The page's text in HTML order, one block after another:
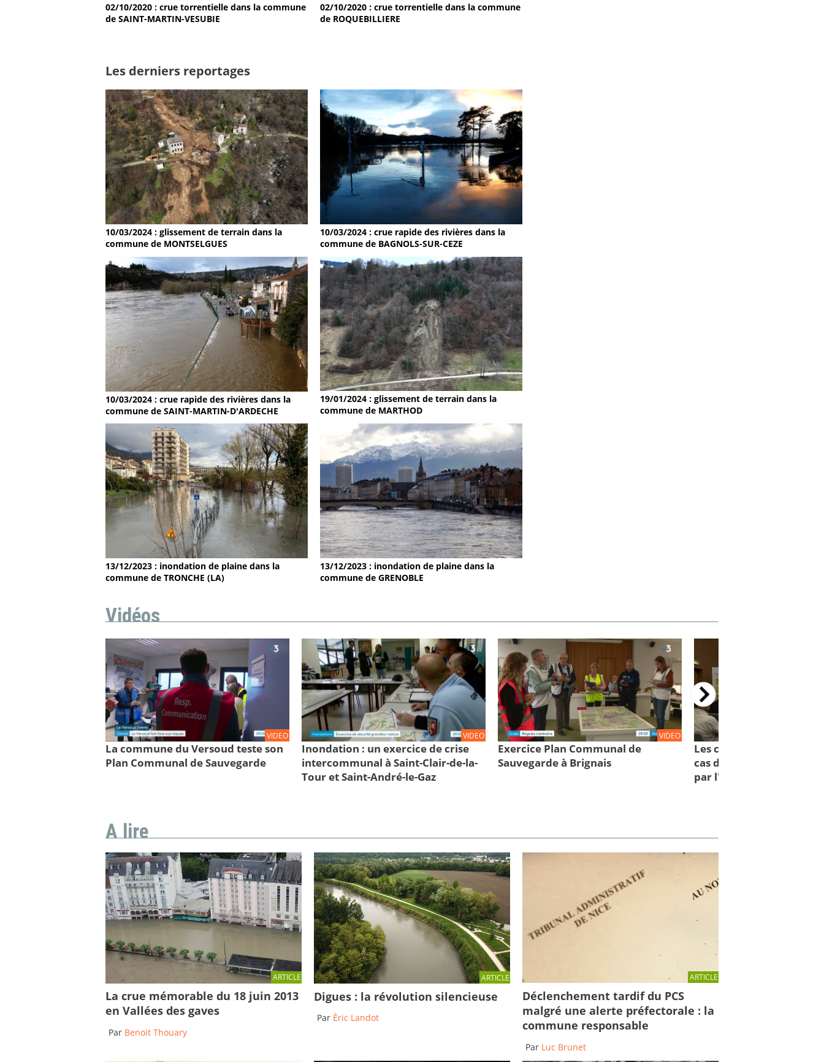
02/10/2020 : crue torrentielle dans la commune
de SAINT-MARTIN-VESUBIE
02/10/2020 : crue torrentielle dans la commune
de ROQUEBILLIERE
Les derniers reportages
10/03/2024 : glissement de terrain dans la
commune de MONTSELGUES
10/03/2024 : crue rapide des rivières dans la
commune de BAGNOLS-SUR-CEZE
10/03/2024 : crue rapide des rivières dans la
commune de SAINT-MARTIN-D'ARDECHE
19/01/2024 : glissement de terrain dans la
commune de MARTHOD
13/12/2023 : inondation de plaine dans la
commune de TRONCHE (LA)
13/12/2023 : inondation de plaine dans la
commune de GRENOBLE
Vidéos
VIDEO
La commune du Versoud teste son
Plan Communal de Sauvegarde
VIDEO
Inondation : un exercice de crise
intercommunal à Saint-Clair-de-la-
Tour et Saint-André-le-Gaz
VIDEO
Exercice Plan Communal de
Sauvegarde à Brignais
Les comportements à
cas d'inondations : des
par l'IRMa et la mission
A lire
ARTICLE
La crue mémorable du 18 juin 2013
en Vallées des gaves
Par Benoit Thouary
ARTICLE
Digues : la révolution silencieuse
Par Éric Landot
ARTICLE
Déclenchement tardif du PCS
malgré une alerte préfectorale : la
commune responsable
Par Luc Brunet